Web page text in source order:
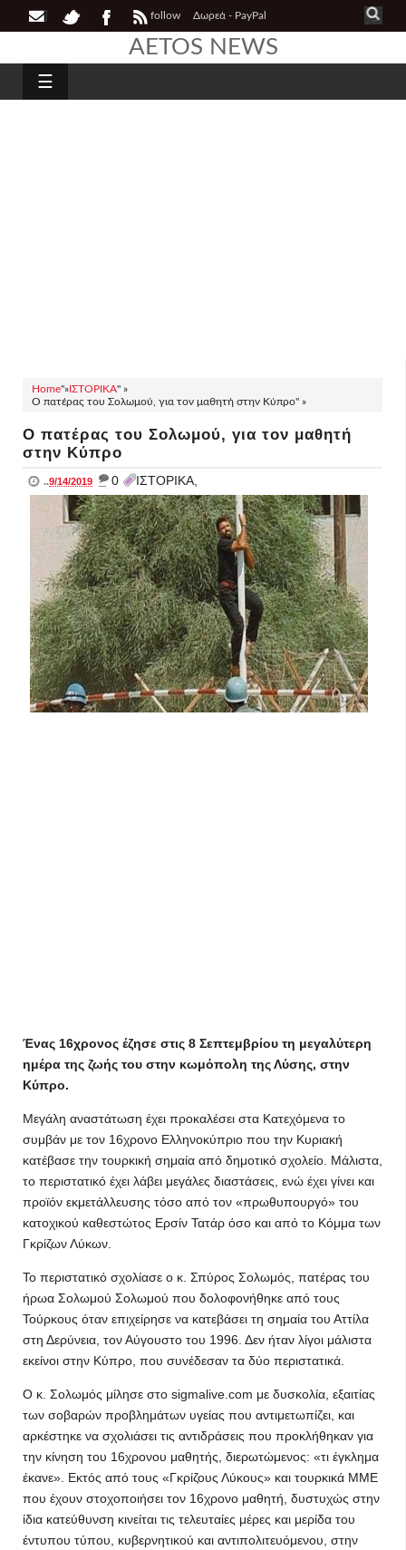
follow Δωρεά - PayPal
AETOS NEWS
☰
Home"»ΙΣΤΟΡΙΚΑ" »
Ο πατέρας του Σολωμού, για τον μαθητή στην Κύπρο" »
Ο πατέρας του Σολωμού, για τον μαθητή
στην Κύπρο
..9/14/2019 _ 0 ΙΣΤΟΡΙΚΑ,
Ένας 16χρονος έζησε στις 8 Σεπτεμβρίου τη μεγαλύτερη
ημέρα της ζωής του στην κωμόπολη της Λύσης, στην
Κύπρο.
Μεγάλη αναστάτωση έχει προκαλέσει στα Κατεχόμενα το
συμβάν με τον 16χρονο Ελληνοκύπριο που την Κυριακή
κατέβασε την τουρκική σημαία από δημοτικό σχολείο. Μάλιστα,
το περιστατικό έχει λάβει μεγάλες διαστάσεις, ενώ έχει γίνει και
προϊόν εκμετάλλευσης τόσο από τον «πρωθυπουργό» του
κατοχικού καθεστώτος Ερσίν Τατάρ όσο και από το Κόμμα των
Γκρίζων Λύκων.
Το περιστατικό σχολίασε ο κ. Σπύρος Σολωμός, πατέρας του
ήρωα Σολωμού Σολωμού που δολοφονήθηκε από τους
Τούρκους όταν επιχείρησε να κατεβάσει τη σημαία του Αττίλα
στη Δερύνεια, τον Αύγουστο του 1996. Δεν ήταν λίγοι μάλιστα
εκείνοι στην Κύπρο, που συνέδεσαν τα δύο περιστατικά.
Ο κ. Σολωμός μίλησε στο sigmalive.com με δυσκολία, εξαιτίας
των σοβαρών προβλημάτων υγείας που αντιμετωπίζει, και
αρκέστηκε να σχολιάσει τις αντιδράσεις που προκλήθηκαν για
την κίνηση του 16χρονου μαθητής, διερωτώμενος: «τι έγκλημα
έκανε». Εκτός από τους «Γκρίζους Λύκους» και τουρκικά ΜΜΕ
που έχουν στοχοποιήσει τον 16χρονο μαθητή, δυστυχώς στην
ίδια κατεύθυνση κινείται τις τελευταίες μέρες και μερίδα του
έντυπου τύπου, κυβερνητικού και αντιπολιτευόμενου, στην